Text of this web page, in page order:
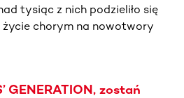
tysiąc z nich podzieliło się
chorym na nowotwory
GENERATION, zostań